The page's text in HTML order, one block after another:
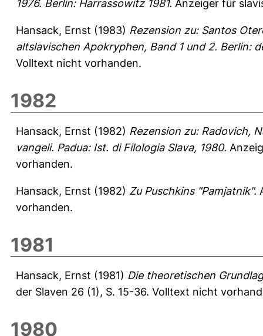
1976. Berlin: Harrassowitz 1981. Anzeiger für
Hansack, Ernst (1983) Rezension zu: Santos
altslavischen Apokryphen, Band 1 und 2. Berlin:
Volltext nicht vorhanden.
1982
Hansack, Ernst (1982) Rezension zu: Radovich,
vangeli. Padua: Ist. di Filologia Slava, 1980.
vorhanden.
Hansack, Ernst (1982) Zu Puschkins "Pamjatnik".
vorhanden.
1981
Hansack, Ernst (1981) Die theoretischen
der Slaven 26 (1), S. 15-36. Volltext nicht
1980